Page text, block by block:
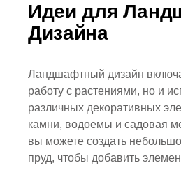
Идеи для
Дизайна
Ландшафтный дизайн
работу с растениями, но и
различных декоративных
камни, водоемы и садовая
вы можете создать
пруд, чтобы добавить